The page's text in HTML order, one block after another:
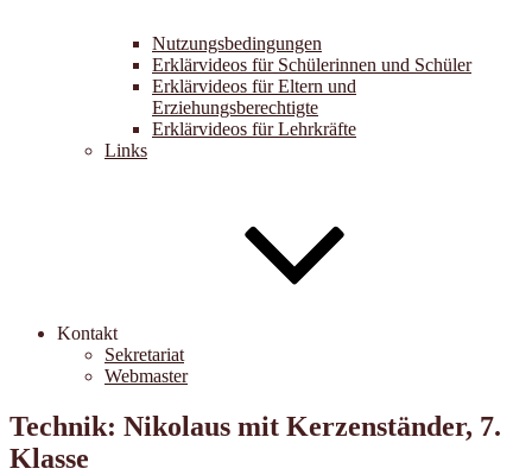
Nutzungsbedingungen
Erklärvideos für Schülerinnen und Schüler
Erklärvideos für Eltern und
Erziehungsberechtigte
Erklärvideos für Lehrkräfte
Links
Kontakt
Sekretariat
Webmaster
Technik: Nikolaus mit Kerzenständer, 7.
Klasse